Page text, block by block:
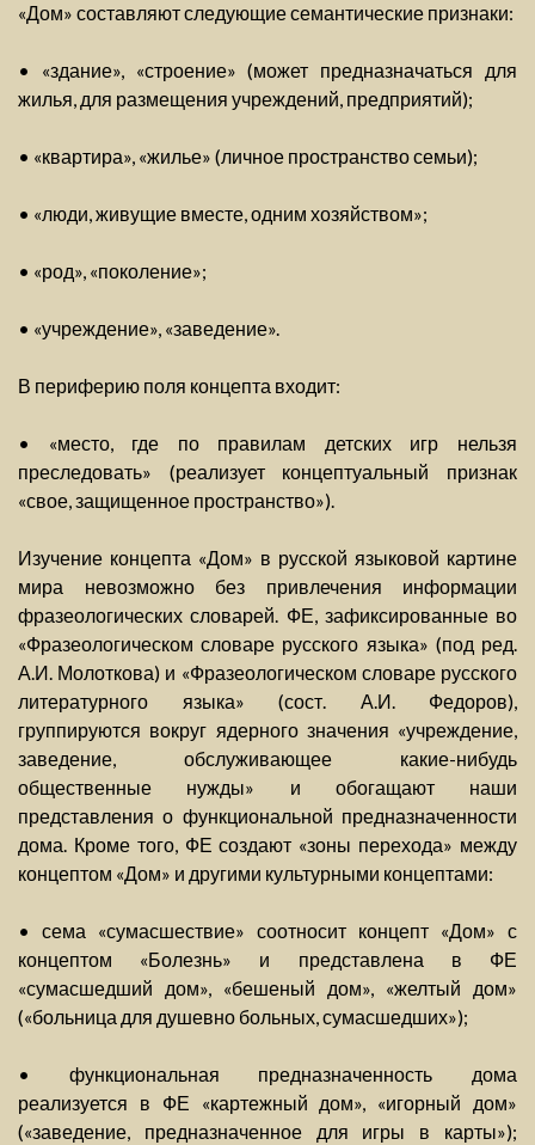
«Дом» составляют следующие семантические признаки:
• «здание», «строение» (может предназначаться для
жилья, для размещения учреждений, предприятий);
• «квартира», «жилье» (личное пространство семьи);
• «люди, живущие вместе, одним хозяйством»;
• «род», «поколение»;
• «учреждение», «заведение».
В периферию поля концепта входит:
• «место, где по правилам детских игр нельзя
преследовать» (реализует концептуальный признак
«свое, защищенное пространство»).
Изучение концепта «Дом» в русской языковой картине
мира невозможно без привлечения информации
фразеологических словарей. ФЕ, зафиксированные во
«Фразеологическом словаре русского языка» (под ред.
А.И. Молоткова) и «Фразеологическом словаре русского
литературного языка» (сост. А.И. Федоров),
группируются вокруг ядерного значения «учреждение,
заведение, обслуживающее какие-нибудь
общественные нужды» и обогащают наши
представления о функциональной предназначенности
дома. Кроме того, ФЕ создают «зоны перехода» между
концептом «Дом» и другими культурными концептами:
• сема «сумасшествие» соотносит концепт «Дом» с
концептом «Болезнь» и представлена в ФЕ
«сумасшедший дом», «бешеный дом», «желтый дом»
(«больница для душевно больных, сумасшедших»);
• функциональная предназначенность дома
реализуется в ФЕ «картежный дом», «игорный дом»
(«заведение, предназначенное для игры в карты»);